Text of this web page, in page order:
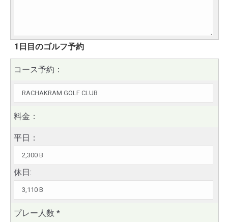
1日目のゴルフ予約
コース予約：
料金：
平日：
休日:
プレー人数 *